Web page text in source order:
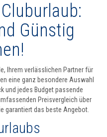
Günstig
Ihrem verlässlichen Partner für
eine ganz besondere Auswahl
und jedes Budget passende
Preisvergleich über
garantiert das beste Angebot.